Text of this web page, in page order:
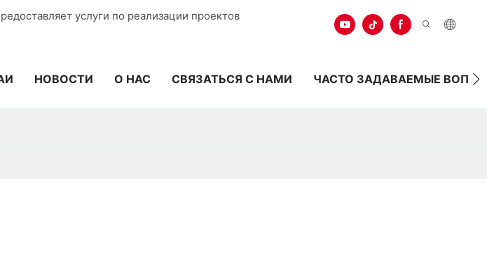
услуги по реализации проектов
НОВОСТИ О НАС СВЯЗАТЬСЯ С НАМИ ЧАСТО ЗАДАВАЕМЫЕ